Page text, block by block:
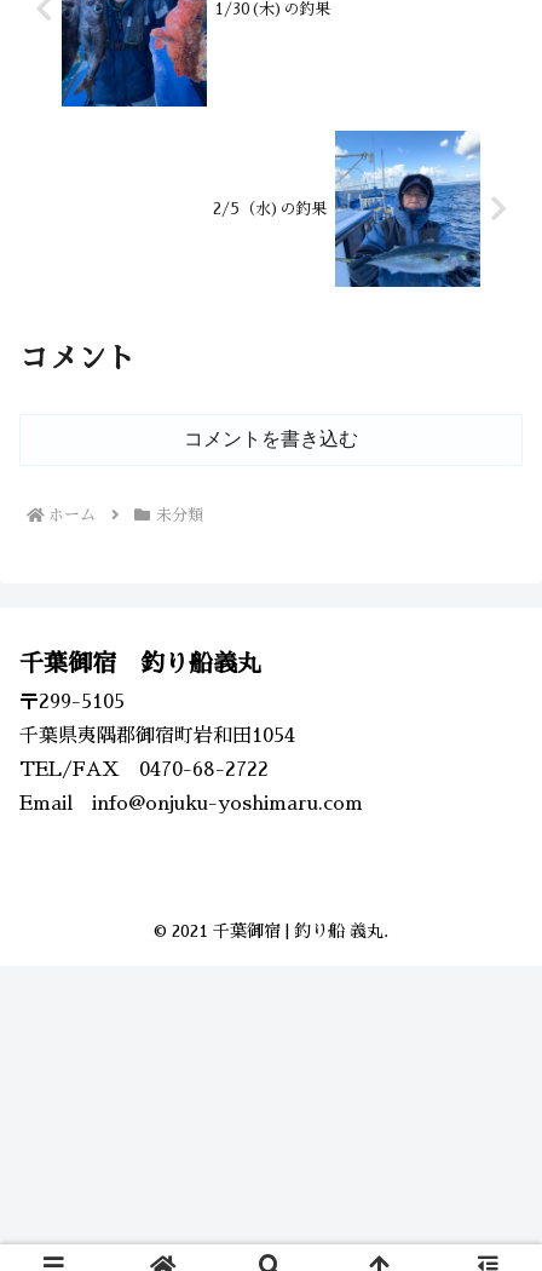
1/30(木)の釣果
2/5（水)の釣果
コメント
コメントを書き込む
ホーム 未分類
千葉御宿 釣り船義丸
〒299-5105
千葉県夷隅郡御宿町岩和田1054
TEL/FAX 0470-68-2722
Email info@onjuku-yoshimaru.com
© 2021 千葉御宿 | 釣り船 義丸.